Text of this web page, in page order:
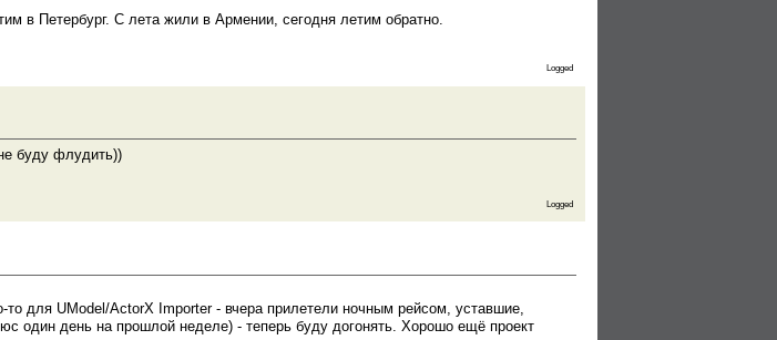
в Петербург. С лета жили в Армении, сегодня летим обратно.
Logged
буду флудить))
Logged
то для UModel/ActorX Importer - вчера прилетели ночным рейсом, уставшие,
один день на прошлой неделе) - теперь буду догонять. Хорошо ещё проект